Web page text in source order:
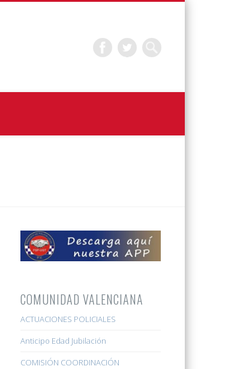
COMUNIDAD VALENCIANA
ACTUACIONES POLICIALES
Anticipo Edad Jubilación
COMISIÓN COORDINACIÓN